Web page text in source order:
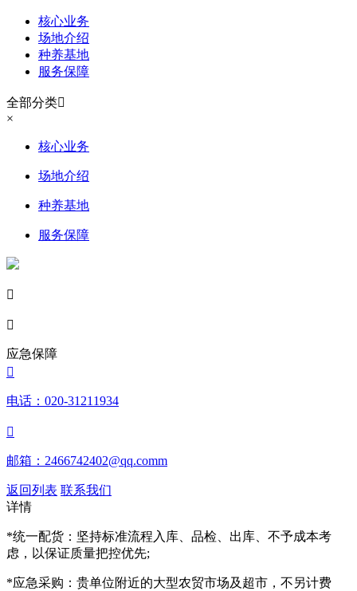
核心业务
场地介绍
种养基地
服务保障
全部分类
×
核心业务
场地介绍
种养基地
服务保障


应急保障

电话：020-31211934

邮箱：2466742402@qq.comm
返回列表 联系我们
详情
*统一配货：坚持标准流程入库、品检、出库、不予成本考
虑，以保证质量把控优先;
*应急采购：贵单位附近的大型农贸市场及超市，不另计费